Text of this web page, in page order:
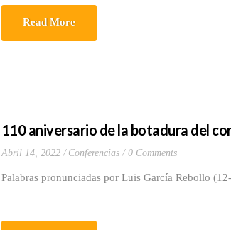
Read More
110 aniversario de la botadura del
Abril 14, 2022 Conferencias 0 Comments
Palabras pronunciadas por Luis García Rebollo